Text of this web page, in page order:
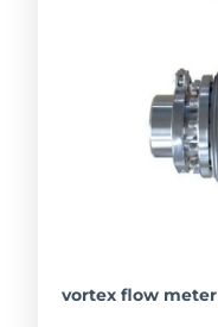
vortex flow meter